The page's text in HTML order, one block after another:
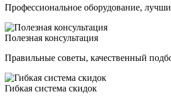
Профессиональное оборудование,
Полезная консультация
Правильные советы, качественный
Гибкая система скидок